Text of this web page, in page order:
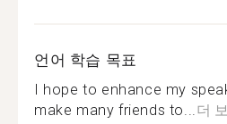
언어 학습 목표
I hope to enhance my
make many friends to... 더